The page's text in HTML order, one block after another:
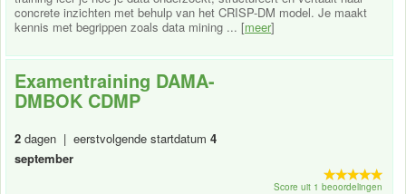
concrete inzichten met behulp van het CRISP-DM model. Je maakt
kennis met begrippen zoals data mining ... [meer]
Examentraining DAMA-
DMBOK CDMP
2 dagen | eerstvolgende startdatum 4
september
Score uit 1 beoordelingen